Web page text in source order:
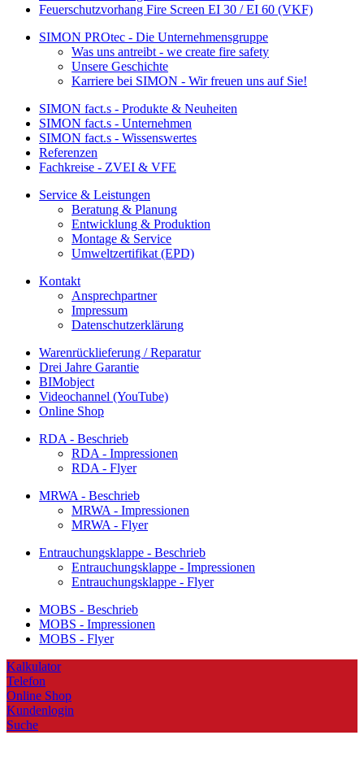
Feuerschutzvorhang Fire Screen EI 30 / EI 60 (VKF)
SIMON PROtec - Die Unternehmensgruppe
Was uns antreibt - we create fire safety
Unsere Geschichte
Karriere bei SIMON - Wir freuen uns auf Sie!
SIMON fact.s - Produkte & Neuheiten
SIMON fact.s - Unternehmen
SIMON fact.s - Wissenswertes
Referenzen
Fachkreise - ZVEI & VFE
Service & Leistungen
Beratung & Planung
Entwicklung & Produktion
Montage & Service
Umweltzertifikat (EPD)
Kontakt
Ansprechpartner
Impressum
Datenschutzerklärung
Warenrücklieferung / Reparatur
Drei Jahre Garantie
BIMobject
Videochannel (YouTube)
Online Shop
RDA - Beschrieb
RDA - Impressionen
RDA - Flyer
MRWA - Beschrieb
MRWA - Impressionen
MRWA - Flyer
Entrauchungsklappe - Beschrieb
Entrauchungsklappe - Impressionen
Entrauchungsklappe - Flyer
MOBS - Beschrieb
MOBS - Impressionen
MOBS - Flyer
Kalkulator
Telefon
Online Shop
Kundenlogin
Suche